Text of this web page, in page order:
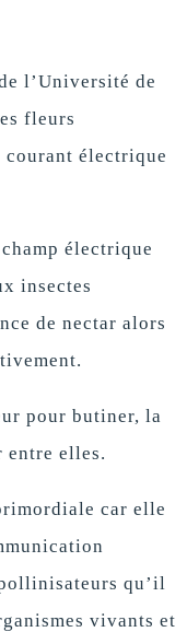
l’Université de
fleurs
courant électrique
électrique
insectes
de nectar alors
pour butiner, la
entre elles.
car elle
qu’il
vivants et